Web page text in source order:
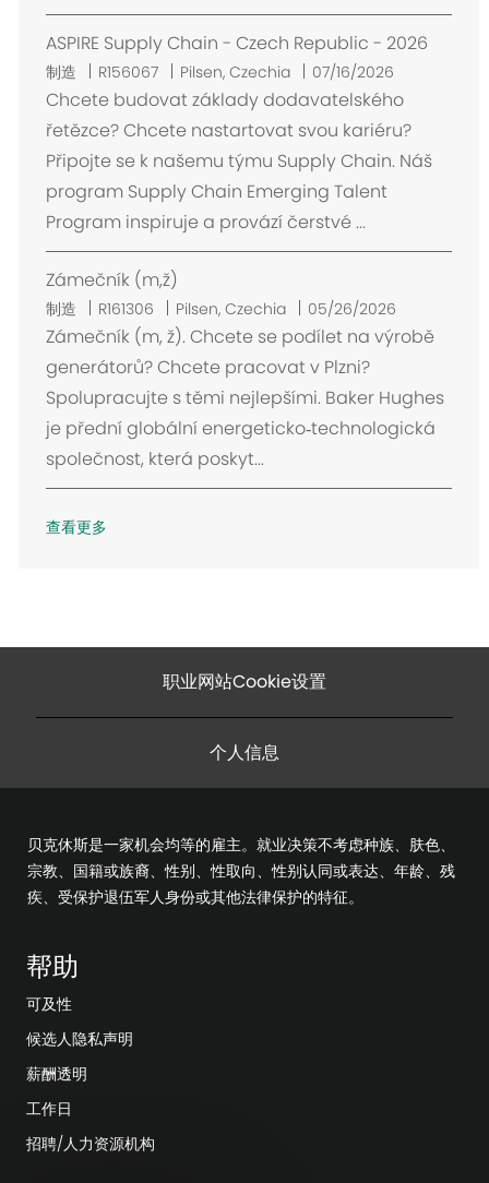
ASPIRE Supply Chain - Czech Republic - 2026
制造 R156067
位
置
Pilsen, Czechia 07/16/2026
Chcete budovat základy dodavatelského
řetězce? Chcete nastartovat svou kariéru?
Připojte se k našemu týmu Supply Chain. Náš
program Supply Chain Emerging Talent
Program inspiruje a provází čerstvé ...
Zámečník (m,ž)
制造 R161306
位
置
Pilsen, Czechia 05/26/2026
Zámečník (m, ž). Chcete se podílet na výrobě
generátorů? Chcete pracovat v Plzni?
Spolupracujte s těmi nejlepšími. Baker Hughes
je přední globální energeticko‑technologická
společnost, která poskyt...
查看更多
职业网站Cookie设置
个人信息
贝克休斯是一家机会均等的雇主。就业决策不考虑种族、肤色、
宗教、国籍或族裔、性别、性取向、性别认同或表达、年龄、残
疾、受保护退伍军人身份或其他法律保护的特征。
帮助
可及性
候选人隐私声明
薪酬透明
工作日
招聘/人力资源机构